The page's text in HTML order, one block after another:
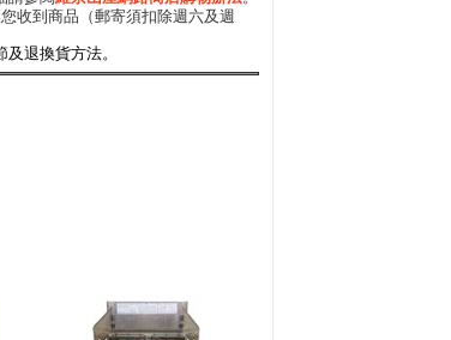
收到商品（郵寄須扣除週六及週
及退換貨方法。